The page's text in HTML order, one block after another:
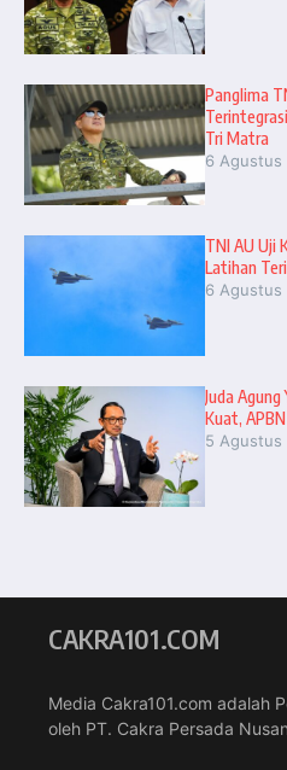
Panglima
Tri Matra
6 Agustus
TNI AU Uji
Latihan
6 Agustus
Juda
Kuat,
5 Agustus
CAKRA101.COM
Media Cakra101.com adalah
oleh PT. Cakra Persada